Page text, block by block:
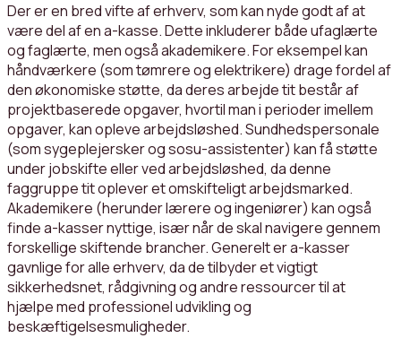
Der er en bred vifte af erhverv, som kan nyde godt af at
være del af en a-kasse. Dette inkluderer både ufaglærte
og faglærte, men også akademikere. For eksempel kan
håndværkere (som tømrere og elektrikere) drage fordel af
den økonomiske støtte, da deres arbejde tit består af
projektbaserede opgaver, hvortil man i perioder imellem
opgaver, kan opleve arbejdsløshed. Sundhedspersonale
(som sygeplejersker og sosu-assistenter) kan få støtte
under jobskifte eller ved arbejdsløshed, da denne
faggruppe tit oplever et omskifteligt arbejdsmarked.
Akademikere (herunder lærere og ingeniører) kan også
finde a-kasser nyttige, især når de skal navigere gennem
forskellige skiftende brancher. Generelt er a-kasser
gavnlige for alle erhverv, da de tilbyder et vigtigt
sikkerhedsnet, rådgivning og andre ressourcer til at
hjælpe med professionel udvikling og
beskæftigelsesmuligheder.